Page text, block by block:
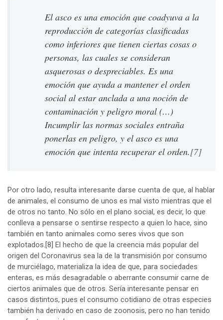
El asco es una emoción que coadyuva a la
reproducción de categorías clasificadas
como inferiores que tienen ciertas cosas o
personas, las cuales se consideran
asquerosas o despreciables. Es una
emoción que ayuda a mantener el orden
social al estar anclada a una noción de
contaminación y peligro moral (…)
Incumplir las normas sociales entraña
ponerlas en peligro, y el asco es una
emoción que intenta recuperar el orden.[7]
Por otro lado, resulta interesante darse cuenta de que, al hablar
de animales, el consumo de unos es mal visto mientras que el
de otros no tanto. No sólo en el plano social, es decir, lo que
conlleva a pensarse o sentirse respecto a quien lo hace, sino
también en tanto animales como seres vivos que son
explotados.[8] El hecho de que la creencia más popular del
origen del Coronavirus sea la de la transmisión por consumo
de murciélago, materializa la idea de que, para sociedades
enteras, es más desagradable o aberrante consumir carne de
ciertos animales que de otros. Sería interesante pensar en
casos distintos, pues el consumo cotidiano de otras especies
también ha derivado en caso de zoonosis, pero no han tenido